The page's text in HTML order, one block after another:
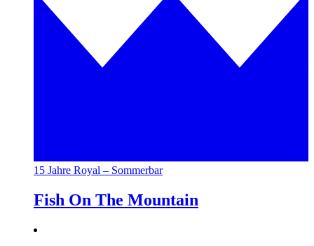
15 Jahre Royal – Sommerbar
Fish On The Mountain